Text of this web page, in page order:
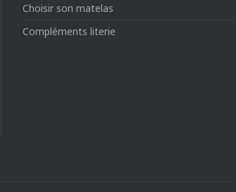
Choisir son matelas
Compléments literie